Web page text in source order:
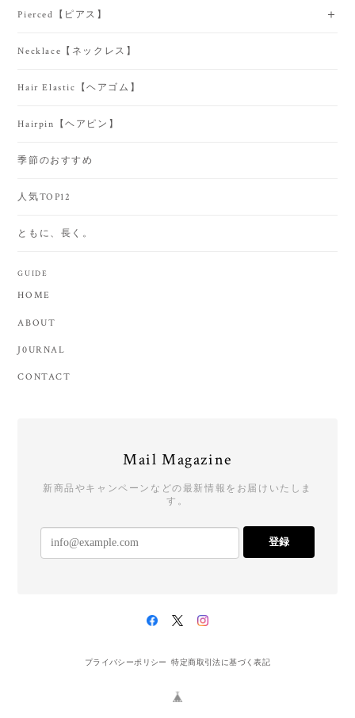
Pierced【ピアス】
Necklace【ネックレス】
Hair Elastic【ヘアゴム】
Hairpin【ヘアピン】
季節のおすすめ
人気TOP12
ともに、長く。
GUIDE
HOME
ABOUT
J0URNAL
CONTACT
Mail Magazine
新商品やキャンペーンなどの最新情報をお届けいたしま
す。
登録
プライバシーポリシー 特定商取引法に基づく表記